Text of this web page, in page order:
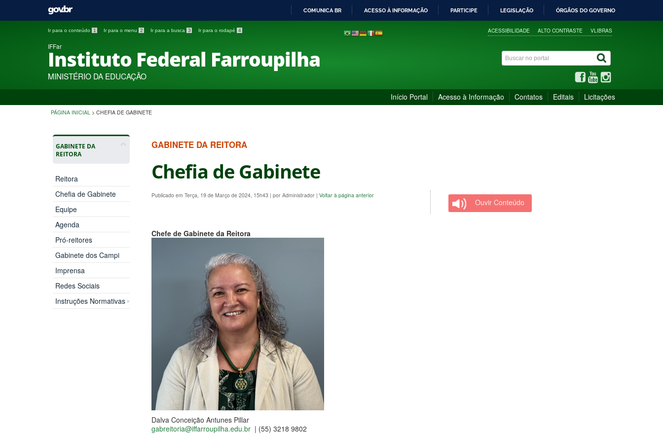
PARA
COMUNICA BR ACESSO À INFORMAÇÃO PARTICIPE LEGISLAÇÃO ÓRGÃOS DO GOVERNO
Ir para o conteúdo 1 Ir para o menu 2 Ir para a busca 3 Ir para o rodapé 4 ACESSIBILIDADE ALTO CONTRASTE VLIBRAS
IFFar
Instituto Federal Farroupilha
MINISTÉRIO DA EDUCAÇÃO
Início Portal Acesso à Informação Contatos Editais Licitações
PÁGINA INICIAL > CHEFIA DE GABINETE
GABINETE DA
REITORA
Reitora
Chefia de Gabinete
Equipe
Agenda
Pró-reitores
Gabinete dos Campi
Imprensa
Redes Sociais
Instruções Normativas
GABINETE DA REITORA
Chefia de Gabinete
Publicado em Terça, 19 de Março de 2024, 15h43 | por Administrador | Voltar à página anterior
Ouvir Conteúdo
Chefe de Gabinete da Reitora
Dalva Conceição Antunes Pillar
gabreitoria@iffarroupilha.edu.br | (55) 3218 9802